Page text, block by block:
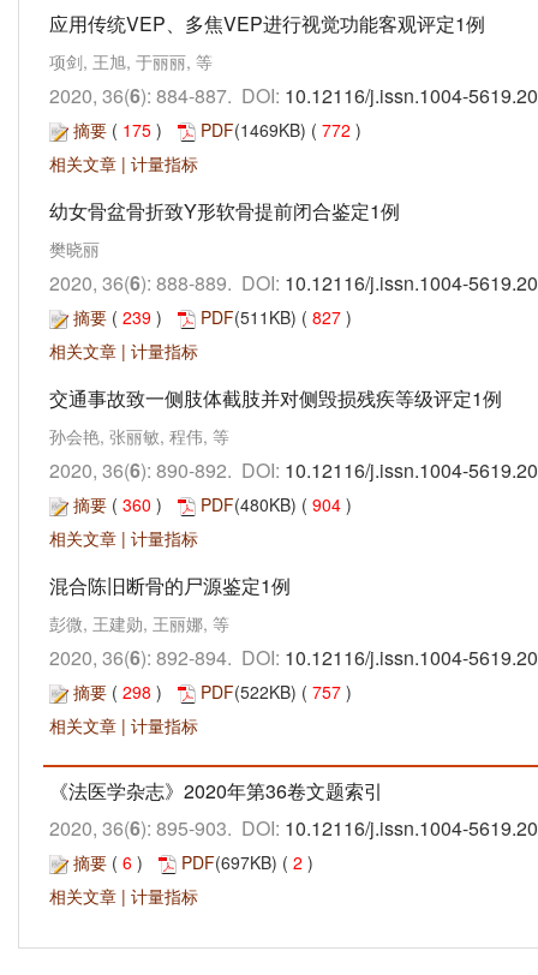
应用传统VEP、多焦VEP进行视觉功能客观评定1例
项剑, 王旭, 于丽丽, 等
2020, 36(6): 884-887. DOI: 10.12116/j.issn.1004-
摘要 ( 175 ) PDF(1469KB) ( 772 )
相关文章 | 计量指标
幼女骨盆骨折致Y形软骨提前闭合鉴定1例
樊晓丽
2020, 36(6): 888-889. DOI: 10.12116/j.issn.1004-
摘要 ( 239 ) PDF(511KB) ( 827 )
相关文章 | 计量指标
交通事故致一侧肢体截肢并对侧毁损残疾等级评定1例
孙会艳, 张丽敏, 程伟, 等
2020, 36(6): 890-892. DOI: 10.12116/j.issn.1004-
摘要 ( 360 ) PDF(480KB) ( 904 )
相关文章 | 计量指标
混合陈旧断骨的尸源鉴定1例
彭微, 王建勋, 王丽娜, 等
2020, 36(6): 892-894. DOI: 10.12116/j.issn.1004-
摘要 ( 298 ) PDF(522KB) ( 757 )
相关文章 | 计量指标
《法医学杂志》2020年第36卷文题索引
2020, 36(6): 895-903. DOI: 10.12116/j.issn.1004-
摘要 ( 6 ) PDF(697KB) ( 2 )
相关文章 | 计量指标